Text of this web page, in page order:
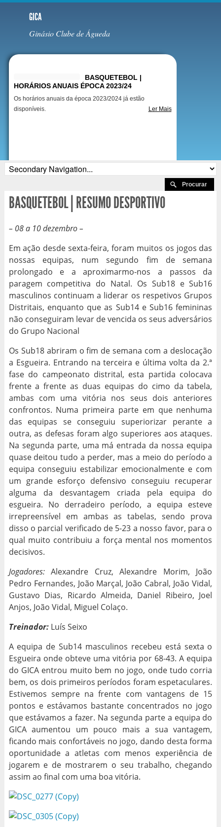
GICA
Ginásio Clube de Águeda
BASQUETEBOL |
HORÁRIOS ANUAIS ÉPOCA 2023/24
Os horários anuais da época 2023/2024 já estão
disponíveis.
Ler Mais
BASQUETEBOL | RESUMO DESPORTIVO
– 08 a 10 dezembro –
Em ação desde sexta-feira, foram muitos os jogos das
nossas equipas, num segundo fim de semana
prolongado e a aproximarmo-nos a passos da
paragem competitiva do Natal. Os Sub18 e Sub16
masculinos continuam a liderar os respetivos Grupos
Distritais, enquanto que as Sub14 e Sub16 femininas
não conseguiram levar de vencida os seus adversários
do Grupo Nacional
Os Sub18 abriram o fim de semana com a deslocação
a Esgueira. Entrando na terceira e última volta da 2.ª
fase do campeonato distrital, esta partida colocava
frente a frente as duas equipas do cimo da tabela,
ambas com uma vitória nos seus dois anteriores
confrontos. Numa primeira parte em que nenhuma
das equipas se conseguiu superiorizar perante a
outra, as defesas foram algo superiores aos ataques.
Na segunda parte, uma má entrada da nossa equipa
quase deitou tudo a perder, mas a meio do período a
equipa conseguiu estabilizar emocionalmente e com
um grande esforço defensivo conseguiu recuperar
alguma da desvantagem criada pela equipa do
esgueira. No derradeiro período, a equipa esteve
irrepreensível em ambas as tabelas, sendo prova
disso o parcial verificado de 5-23 a nosso favor, para o
qual muito contribuiu a força mental nos momentos
decisivos.
Jogadores:Alexandre Cruz, Alexandre Morim, João
Pedro Fernandes, João Marçal, João Cabral, João Vidal,
Gustavo Dias, Ricardo Almeida, Daniel Ribeiro, Joel
Anjos, João Vidal, Miguel Colaço.
Treinador:Luís Seixo
A equipa de Sub14 masculinos recebeu está sexta o
Esgueira onde obteve uma vitória por 68-43. A equipa
do GICA entrou muito bem no jogo, onde tudo corria
bem, os dois primeiros períodos foram espetaculares.
Estivemos sempre na frente com vantagens de 15
pontos e estávamos bastante concentrados no jogo
que estávamos a fazer. Na segunda parte a equipa do
GICA aumentou um pouco mais a sua vantagem,
ficando mais confortáveis no jogo, dando desta forma
oportunidade a atletas com menos experiência de
jogarem e de mostrarem o seu trabalho, chegando
assim ao final com uma boa vitória.